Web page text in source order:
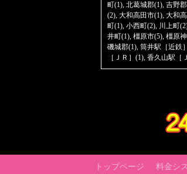
町(1), 北葛城郡(1), 吉野
(2), 大和高田市(1), 大和
町(1), 小西町(2), 川上町
井町(1), 橿原市(5), 橿原
磯城郡(1), 筒井駅［近鉄
［ＪＲ］(1), 香久山駅［
トップページ 料金シ